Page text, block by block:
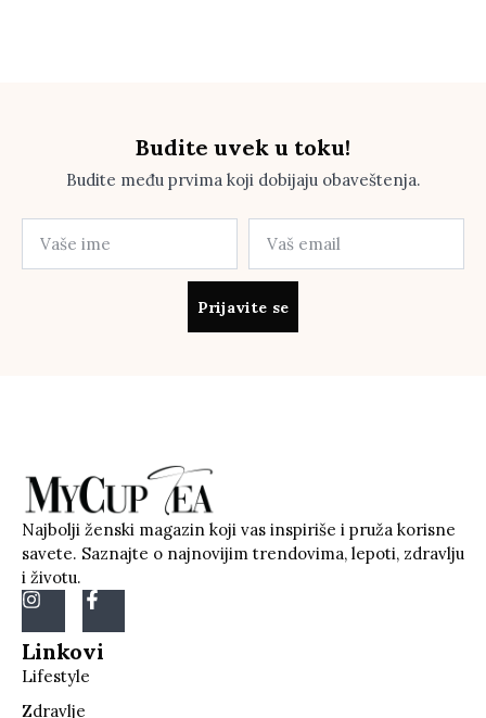
Budite uvek u toku!
Budite među prvima koji dobijaju obaveštenja.
Prijavite se
Najbolji ženski magazin koji vas inspiriše i pruža korisne
savete. Saznajte o najnovijim trendovima, lepoti, zdravlju
i životu.
Linkovi
Lifestyle
Zdravlje